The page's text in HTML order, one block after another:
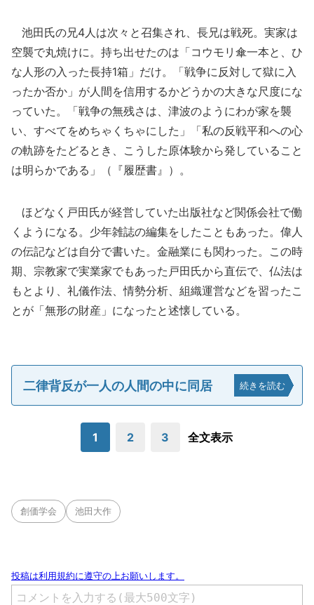
池田氏の兄4人は次々と召集され、長兄は戦死。実家は
空襲で丸焼けに。持ち出せたのは「コウモリ傘一本と、ひ
な人形の入った長持1箱」だけ。「戦争に反対して獄に入
ったか否か」が人間を信用するかどうかの大きな尺度にな
っていた。「戦争の無残さは、津波のようにわが家を襲
い、すべてをめちゃくちゃにした」「私の反戦平和への心
の軌跡をたどるとき、こうした原体験から発していること
は明らかである」（『履歴書』）。
ほどなく戸田氏が経営していた出版社など関係会社で働
くようになる。少年雑誌の編集をしたこともあった。偉人
の伝記などは自分で書いた。金融業にも関わった。この時
期、宗教家で実業家でもあった戸田氏から直伝で、仏法は
もとより、礼儀作法、情勢分析、組織運営などを習ったこ
とが「無形の財産」になったと述懐している。
二律背反が一人の人間の中に同居 続きを読む
1 2 3 全文表示
創価学会 池田大作